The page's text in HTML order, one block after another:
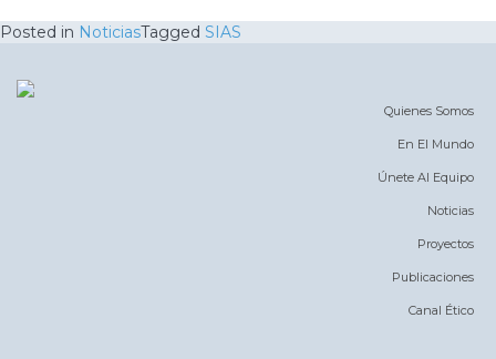
Posted in NoticiasTagged SIAS
Quienes Somos
En El Mundo
Únete Al Equipo
Noticias
Proyectos
Publicaciones
Canal Ético